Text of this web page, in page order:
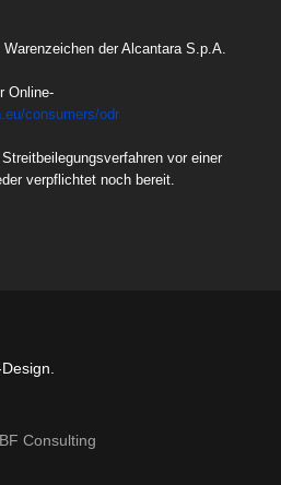
der Alcantara S.p.A.
Online-
consumers/odr
vor einer
verpflichtet noch bereit.
BF Consulting